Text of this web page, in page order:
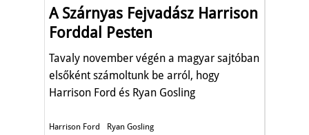
A Szárnyas Fejvadász Harrison
Forddal Pesten
Tavaly november végén a magyar sajtóban
elsőként számoltunk be arról, hogy
Harrison Ford és Ryan Gosling
fejvadász 2-t.
Harrison Ford Ryan Gosling